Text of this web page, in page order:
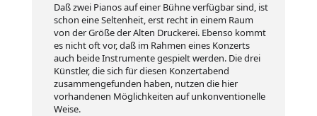
Daß zwei Pianos auf einer Bühne verfügbar sind, ist
schon eine Seltenheit, erst recht in einem Raum
von der Größe der Alten Druckerei. Ebenso kommt
es nicht oft vor, daß im Rahmen eines Konzerts
auch beide Instrumente gespielt werden. Die drei
Künstler, die sich für diesen Konzertabend
zusammengefunden haben, nutzen die hier
vorhandenen Möglichkeiten auf unkonventionelle
Weise.